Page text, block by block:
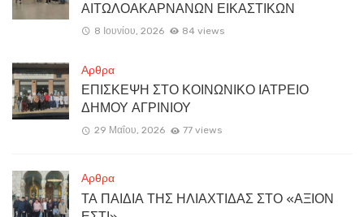
ΑΙΤΩΛΟΑΚΑΡΝΑΝΩΝ ΕΙΚΑΣΤΙΚΩΝ
8 Ιουνίου, 2026 84 views
Αρθρα
ΕΠΙΣΚΕΨΗ ΣΤΟ ΚΟΙΝΩΝΙΚΟ ΙΑΤΡΕΙΟ
ΔΗΜΟΥ ΑΓΡΙΝΙΟΥ
29 Μαΐου, 2026 77 views
Αρθρα
ΤΑ ΠΑΙΔΙΑ ΤΗΣ ΗΛΙΑΧΤΙΔΑΣ ΣΤΟ «ΑΞΙΟΝ